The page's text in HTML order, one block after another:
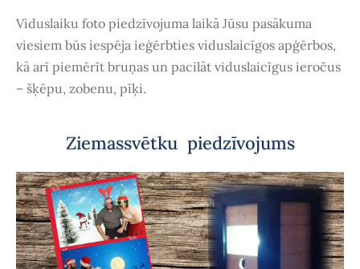
Viduslaiku foto piedzīvojuma laikā Jūsu pasākuma
viesiem būs iespēja ieģērbties viduslaicīgos apģērbos,
kā arī piemērīt bruņas un pacilāt viduslaicīgus ieročus
– šķēpu, zobenu, pīķi.
Ziemassvētku piedzīvojums